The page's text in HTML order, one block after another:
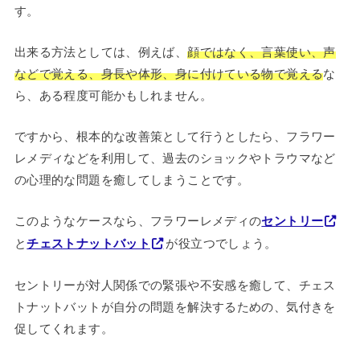
す。
出来る方法としては、例えば、顔ではなく、言葉使い、声
などで覚える、身長や体形、身に付けている物で覚えるな
ら、ある程度可能かもしれません。
ですから、根本的な改善策として行うとしたら、フラワー
レメディなどを利用して、過去のショックやトラウマなど
の心理的な問題を癒してしまうことです。
このようなケースなら、フラワーレメディのセントリー
とチェストナットバット が役立つでしょう。
セントリーが対人関係での緊張や不安感を癒して、チェス
トナットバットが自分の問題を解決するための、気付きを
促してくれます。